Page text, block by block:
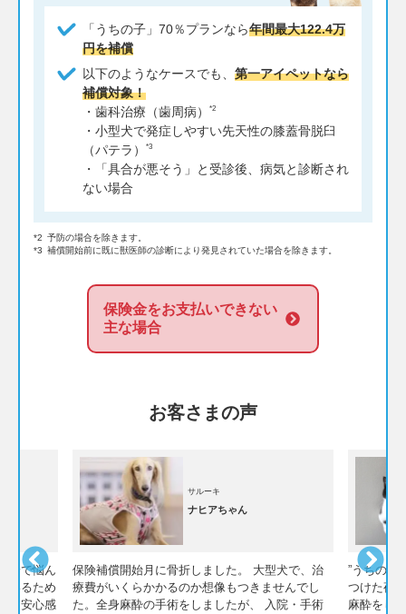
「うちの子」70％プランなら年間最大122.4万
円を補償
以下のようなケースでも、 第一アイペットなら
補償対象！
・歯科治療（歯周病）
*2
・小型犬で発症しやすい先天性の膝蓋骨脱臼
（パテラ）
*3
・「具合が悪そう」と受診後、病気と診断され
ない場合
*2 予防の場合を除きます。
*3 補償開始前に既に獣医師の診断により発見されていた場合を除きます。
保険金をお支払いできない
主な場合
お客さまの声
安で悩ん
いるため
な安心感
サルーキ
ナヒアちゃん
保険補償開始月に骨折しました。 大型犬で、治
療費がいくらかかるのか想像もつきませんでし
た。全身麻酔の手術をしましたが、 入院・手術
”うちの子
つけた夜
麻酔をし